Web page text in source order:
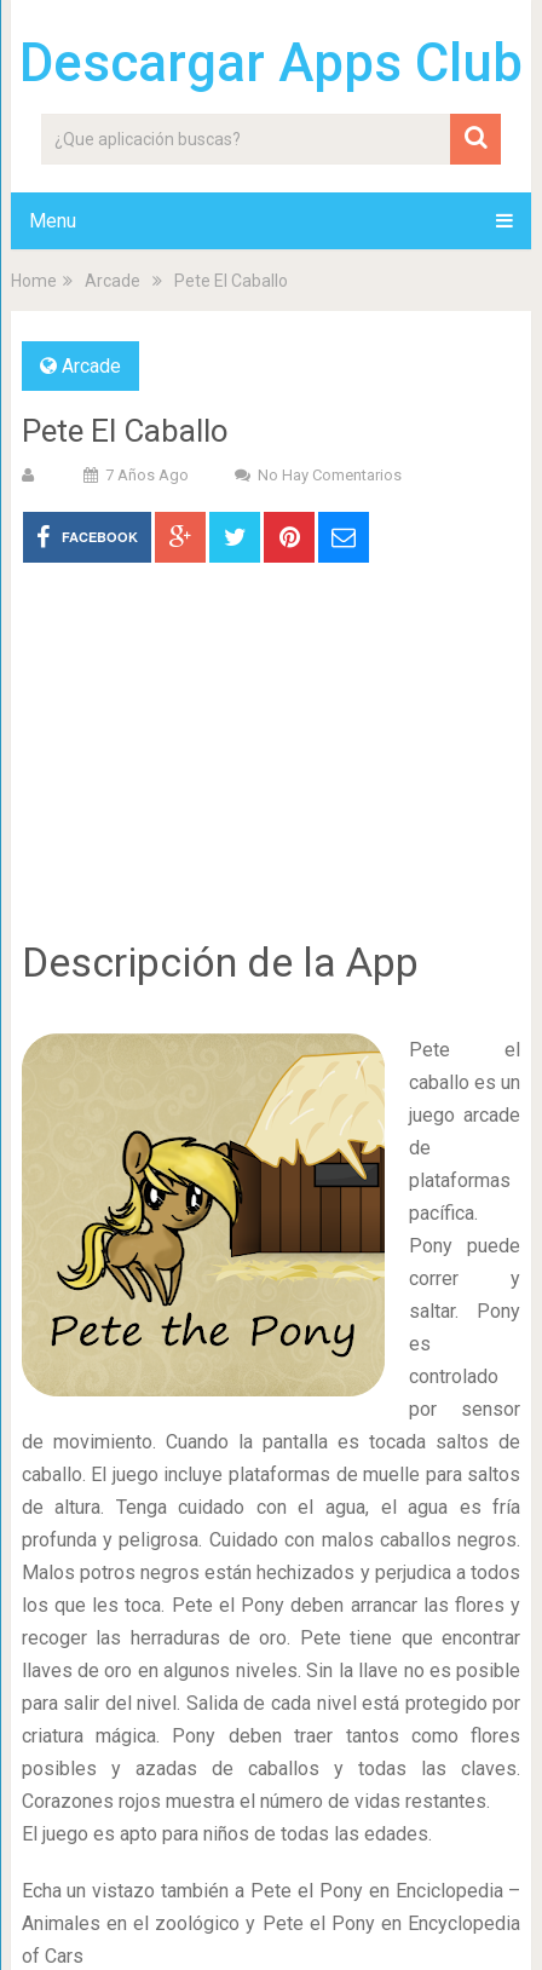
Descargar Apps Club
Menu
Home Arcade Pete El Caballo
Arcade
Pete El Caballo
7 Años Ago No Hay Comentarios
FACEBOOK
Descripción de la App
Pete el
caballo es un
juego arcade
de
plataformas
pacífica.
Pony puede
correr y
saltar. Pony
es
controlado
por sensor
de movimiento. Cuando la pantalla es tocada saltos de
caballo. El juego incluye plataformas de muelle para saltos
de altura. Tenga cuidado con el agua, el agua es fría
profunda y peligrosa. Cuidado con malos caballos negros.
Malos potros negros están hechizados y perjudica a todos
los que les toca. Pete el Pony deben arrancar las flores y
recoger las herraduras de oro. Pete tiene que encontrar
llaves de oro en algunos niveles. Sin la llave no es posible
para salir del nivel. Salida de cada nivel está protegido por
criatura mágica. Pony deben traer tantos como flores
posibles y azadas de caballos y todas las claves.
Corazones rojos muestra el número de vidas restantes.
El juego es apto para niños de todas las edades.
Echa un vistazo también a Pete el Pony en Enciclopedia –
Animales en el zoológico y Pete el Pony en Encyclopedia
of Cars